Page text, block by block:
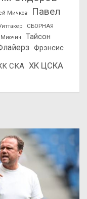
Мичков
Павел
СБОРНАЯ
Тайсон
Фрэнсис
СКА ХК ЦСКА